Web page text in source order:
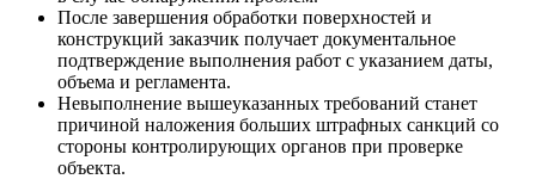
После завершения обработки поверхностей и
конструкций заказчик получает документальное
подтверждение выполнения работ с указанием даты,
объема и регламента.
Невыполнение вышеуказанных требований станет
причиной наложения больших штрафных санкций со
стороны контролирующих органов при проверке
объекта.